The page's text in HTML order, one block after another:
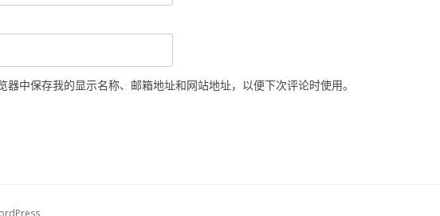
器中保存我的显示名称、邮箱地址和网站地址，以便下次评论时使用。